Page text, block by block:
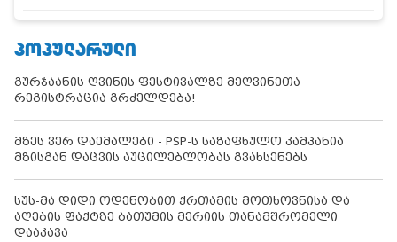
ᲞᲝᲞᲣᲚᲐᲠᲣᲚᲘ
გურჯაანის ღვინის ფესტივალზე მეღვინეთა
რეგისტრაცია გრძელდება!
მზეს ვერ დაემალები - PSP-ს საზაფხულო კამპანია
მზისგან დაცვის აუცილებლობას გვახსენებს
სუს-მა დიდი ოდენობით ქრთამის მოთხოვნისა და
აღების ფაქტზე ბათუმის მერიის თანამშრომელი
დააკავა